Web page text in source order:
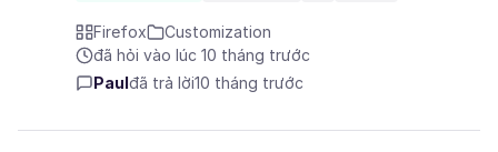
Firefox
Customization
đã hỏi vào lúc 10 tháng trước
Paul đã trả lời10 tháng trước